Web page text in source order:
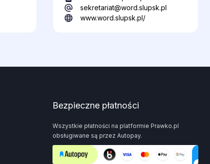
sekretariat@word.slupsk.pl
www.word.slupsk.pl/
Bezpieczne płatności
Wszystkie płatności na platformie Prawko.pl
obsługiwane są przez Autopay.